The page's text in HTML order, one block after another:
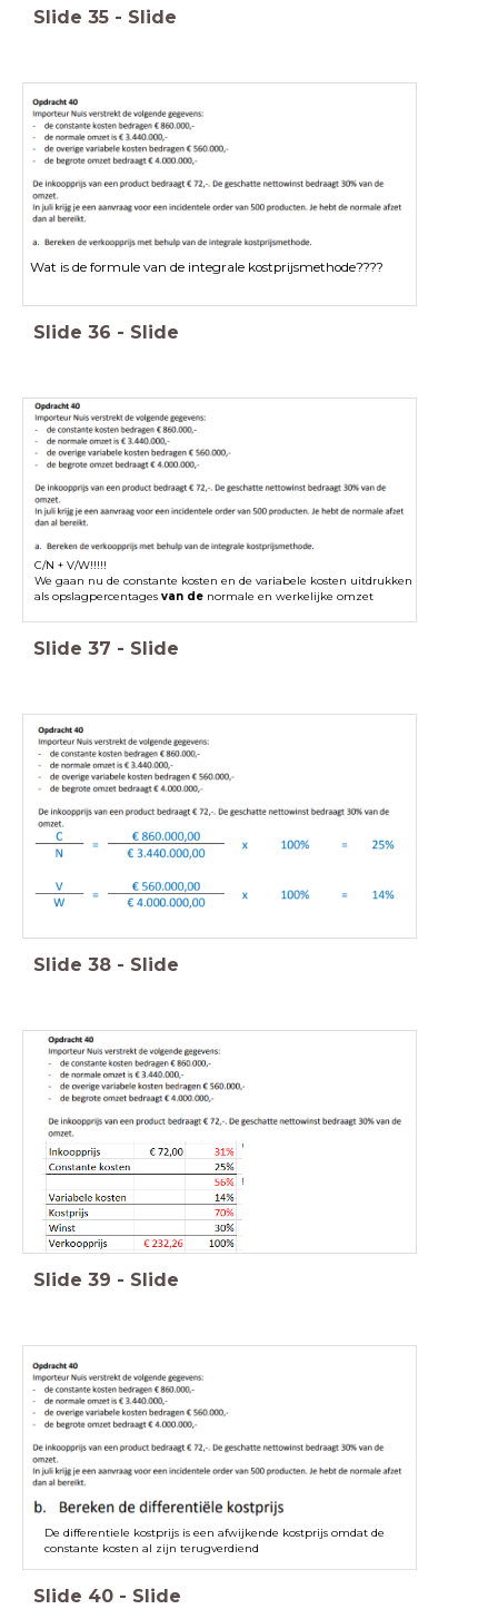
Slide 35 - Slide
Wat is de formule van de integrale kostprijsmethode????
Slide 36 - Slide
C/N + V/W!!!!!
We gaan nu de constante kosten en de variabele kosten uitdrukken
als opslagpercentagesvan de normale en werkelijke omzet
Slide 37 - Slide
Slide 38 - Slide
Slide 39 - Slide
De differentiele kostprijs is een afwijkende kostprijs omdat de
constante kosten al zijn terugverdiend
Slide 40 - Slide